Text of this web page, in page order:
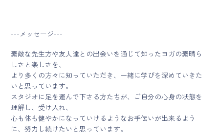
---メッセージ---
素敵な先生方や友人達との出会いを通じて知ったヨガの素晴ら
しさと楽しさを、
より多くの方々に知っていただき、一緒に学びを深めていきた
いと思っています。
スタジオに足を運んで下さる方たちが、ご自分の心身の状態を
理解し、受け入れ、
心も体も健やかになっていけるようなお手伝いが出来るよう
に、努力し続けたいと思っています。